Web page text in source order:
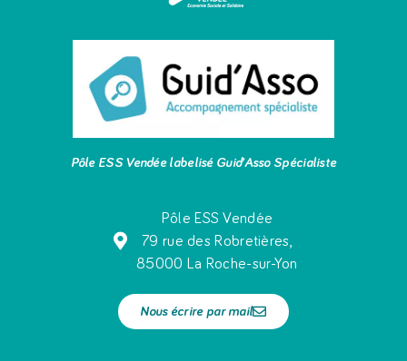
Pôle ESS Vendée labelisé Guid’Asso Spécialiste
Pôle ESS Vendée
79 rue des Robretières,
85000 La Roche-sur-Yon
Nous écrire par mail